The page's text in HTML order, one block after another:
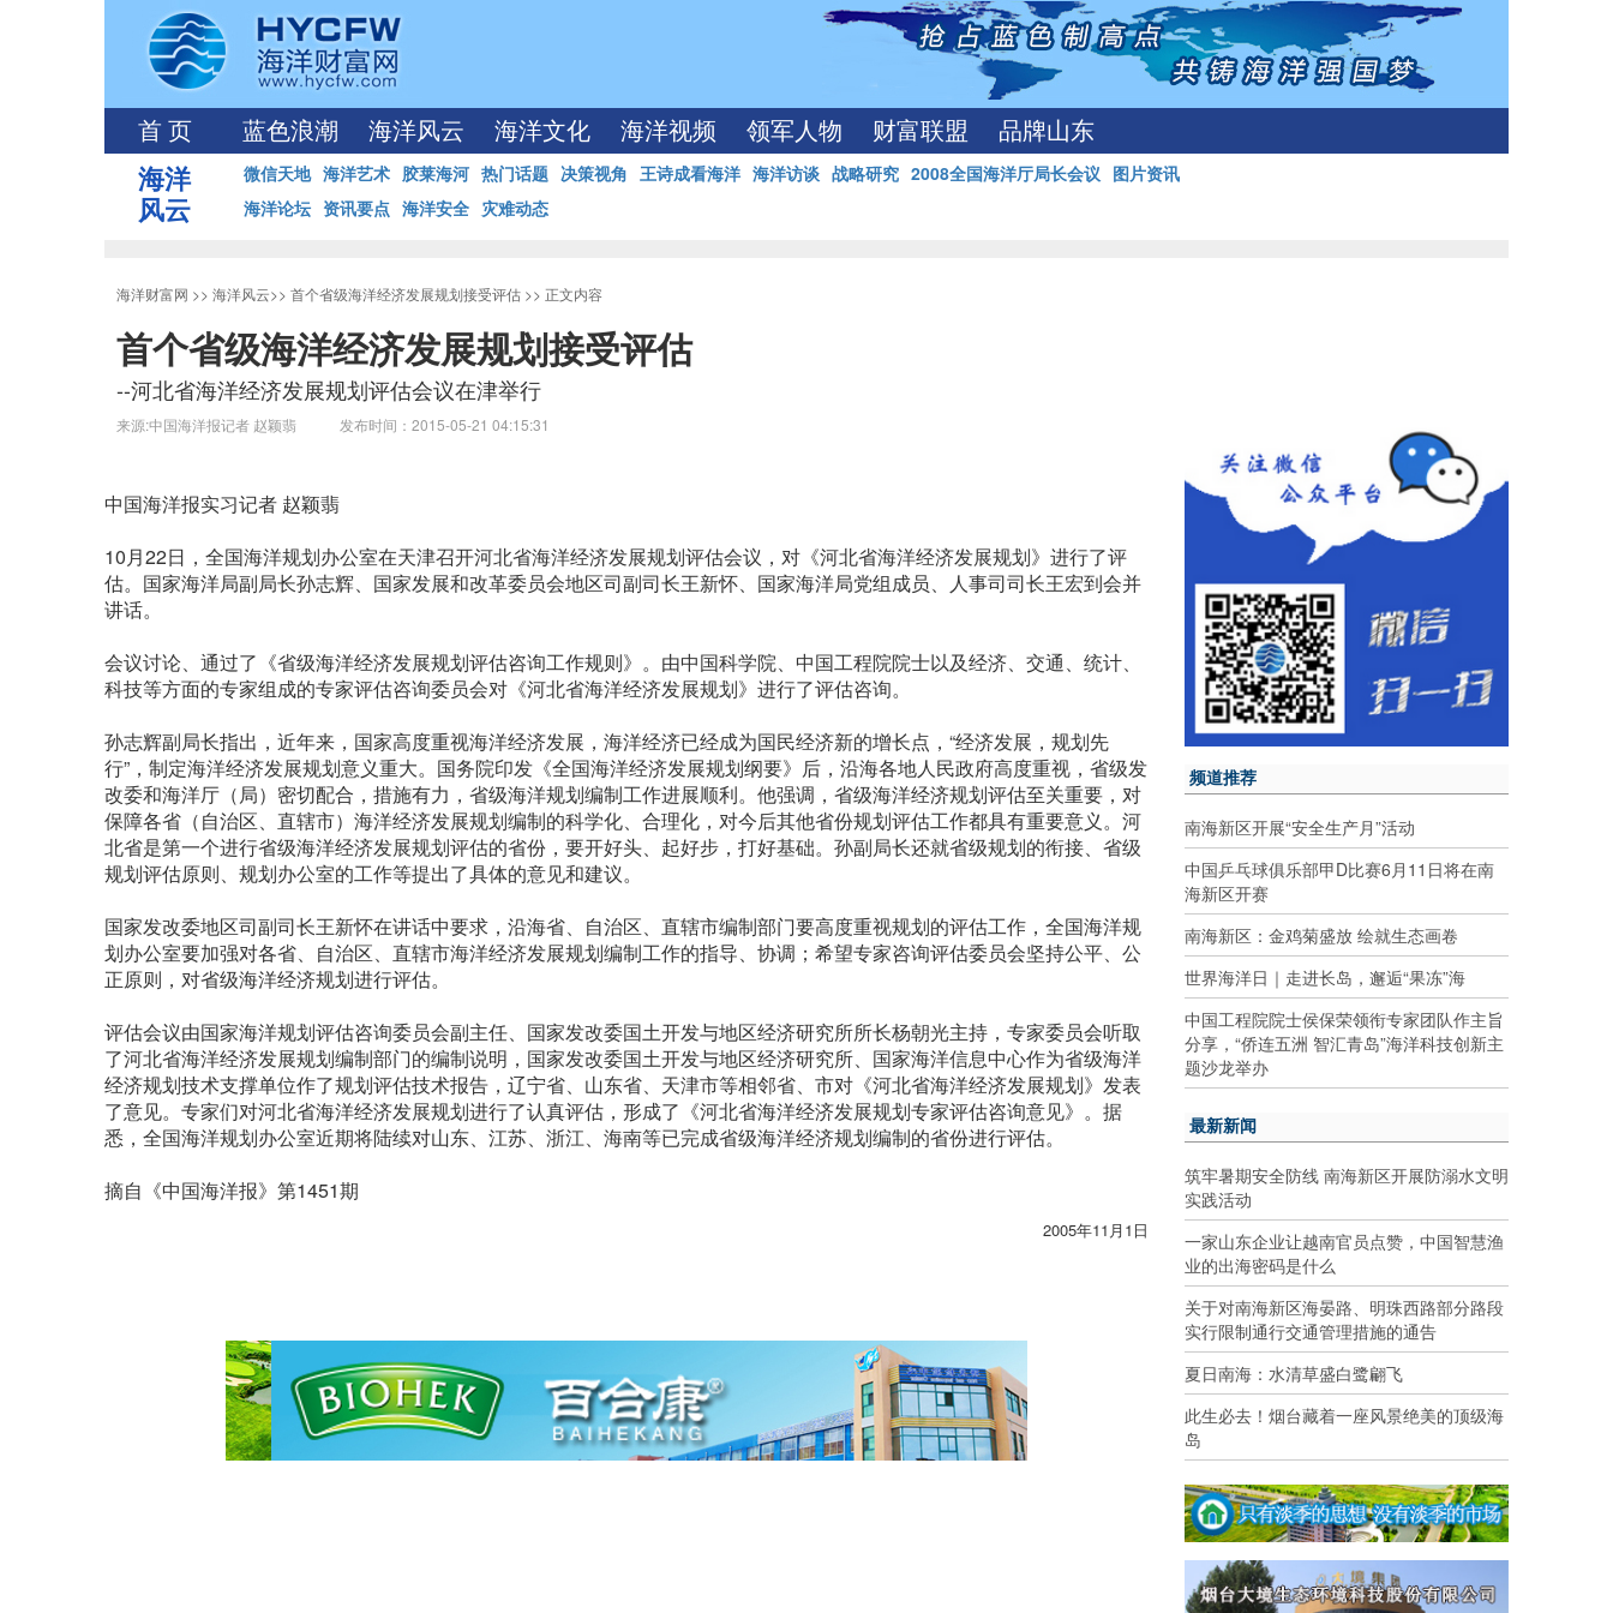
首 页 蓝色浪潮 海洋风云 海洋文化 海洋视频 领军人物 财富联盟 品牌山东
海洋
风云
微信天地 海洋艺术 胶莱海河 热门话题 决策视角 王诗成看海洋 海洋访谈 战略研究 2008全国海洋厅局长会议 图片资讯
海洋论坛 资讯要点 海洋安全 灾难动态
海洋财富网 >> 海洋风云>> 首个省级海洋经济发展规划接受评估 >> 正文内容
首个省级海洋经济发展规划接受评估
--河北省海洋经济发展规划评估会议在津举行
来源:中国海洋报记者 赵颖翡 发布时间：2015-05-21 04:15:31
中国海洋报实习记者 赵颖翡
10月22日，全国海洋规划办公室在天津召开河北省海洋经济发展规划评估会议，对《河北省海洋经济发展规划》进行了评
估。国家海洋局副局长孙志辉、国家发展和改革委员会地区司副司长王新怀、国家海洋局党组成员、人事司司长王宏到会并
讲话。
会议讨论、通过了《省级海洋经济发展规划评估咨询工作规则》。由中国科学院、中国工程院院士以及经济、交通、统计、
科技等方面的专家组成的专家评估咨询委员会对《河北省海洋经济发展规划》进行了评估咨询。
孙志辉副局长指出，近年来，国家高度重视海洋经济发展，海洋经济已经成为国民经济新的增长点，“经济发展，规划先
行”，制定海洋经济发展规划意义重大。国务院印发《全国海洋经济发展规划纲要》后，沿海各地人民政府高度重视，省级发
改委和海洋厅（局）密切配合，措施有力，省级海洋规划编制工作进展顺利。他强调，省级海洋经济规划评估至关重要，对
保障各省（自治区、直辖市）海洋经济发展规划编制的科学化、合理化，对今后其他省份规划评估工作都具有重要意义。河
北省是第一个进行省级海洋经济发展规划评估的省份，要开好头、起好步，打好基础。孙副局长还就省级规划的衔接、省级
规划评估原则、规划办公室的工作等提出了具体的意见和建议。
国家发改委地区司副司长王新怀在讲话中要求，沿海省、自治区、直辖市编制部门要高度重视规划的评估工作，全国海洋规
划办公室要加强对各省、自治区、直辖市海洋经济发展规划编制工作的指导、协调；希望专家咨询评估委员会坚持公平、公
正原则，对省级海洋经济规划进行评估。
评估会议由国家海洋规划评估咨询委员会副主任、国家发改委国土开发与地区经济研究所所长杨朝光主持，专家委员会听取
了河北省海洋经济发展规划编制部门的编制说明，国家发改委国土开发与地区经济研究所、国家海洋信息中心作为省级海洋
经济规划技术支撑单位作了规划评估技术报告，辽宁省、山东省、天津市等相邻省、市对《河北省海洋经济发展规划》发表
了意见。专家们对河北省海洋经济发展规划进行了认真评估，形成了《河北省海洋经济发展规划专家评估咨询意见》。据
悉，全国海洋规划办公室近期将陆续对山东、江苏、浙江、海南等已完成省级海洋经济规划编制的省份进行评估。
摘自《中国海洋报》第1451期
2005年11月1日
频道推荐
南海新区开展“安全生产月”活动
中国乒乓球俱乐部甲D比赛6月11日将在南
海新区开赛
南海新区：金鸡菊盛放 绘就生态画卷
世界海洋日｜走进长岛，邂逅“果冻”海
中国工程院院士侯保荣领衔专家团队作主旨
分享，“侨连五洲 智汇青岛”海洋科技创新主
题沙龙举办
最新新闻
筑牢暑期安全防线 南海新区开展防溺水文明
实践活动
一家山东企业让越南官员点赞，中国智慧渔
业的出海密码是什么
关于对南海新区海晏路、明珠西路部分路段
实行限制通行交通管理措施的通告
夏日南海：水清草盛白鹭翩飞
此生必去！烟台藏着一座风景绝美的顶级海
岛